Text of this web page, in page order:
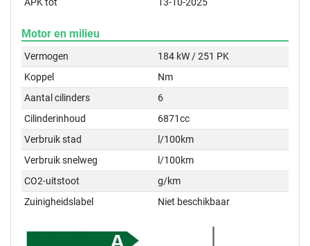
Motor en milieu
Vermogen
184 kW / 251 PK
Koppel
Nm
Aantal cilinders
6
Cilinderinhoud
6871cc
Verbruik stad
l/100km
Verbruik snelweg
l/100km
CO2-uitstoot
g/km
Zuinigheidslabel
Niet beschikbaar